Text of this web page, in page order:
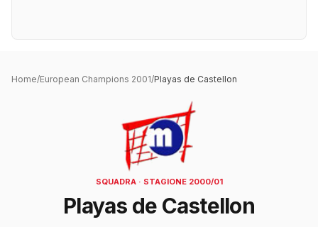
Home/European Champions 2001/Playas de Castellon
SQUADRA · STAGIONE 2000/01
Playas de Castellon